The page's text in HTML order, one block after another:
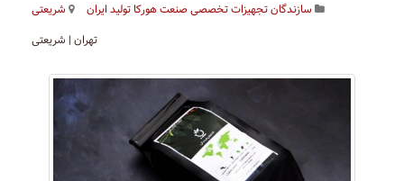
سازندگان تجهیزات تخصصی صنعت هورکا تولید ایران
شریعتی
تهران | شریعتی